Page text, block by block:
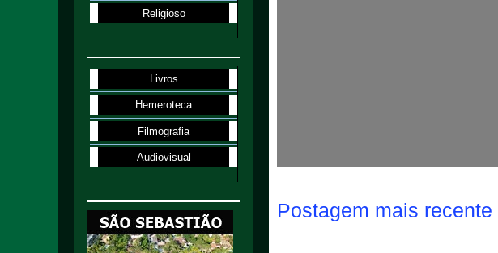
Postagem mais recente
Religioso
Livros
Hemeroteca
Filmografia
Audiovisual